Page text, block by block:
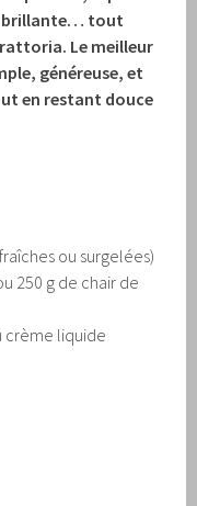
brillante… tout
Le meilleur
généreuse, et
en restant douce
ou surgelées)
250 g de chair de
crème liquide